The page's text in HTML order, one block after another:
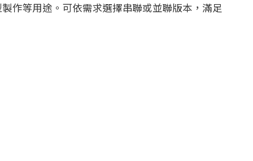
作等用途。可依需求選擇串聯或並聯版本，滿足